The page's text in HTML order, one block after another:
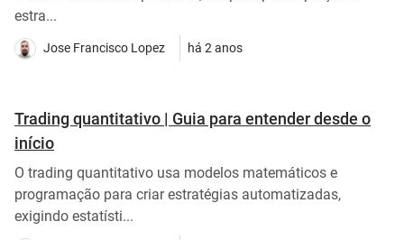
estra...
Jose Francisco Lopez há 2 anos
Trading quantitativo | Guia para entender desde o
início
O trading quantitativo usa modelos matemáticos e
programação para criar estratégias automatizadas,
exigindo estatísti...